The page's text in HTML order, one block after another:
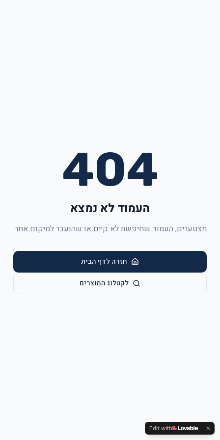
404
העמוד לא נמצא
מצטערים, העמוד שחיפשת לא קיים או שהועבר למיקום אחר.
חזרה לדף הבית
לקטלוג המוצרים
Edit with